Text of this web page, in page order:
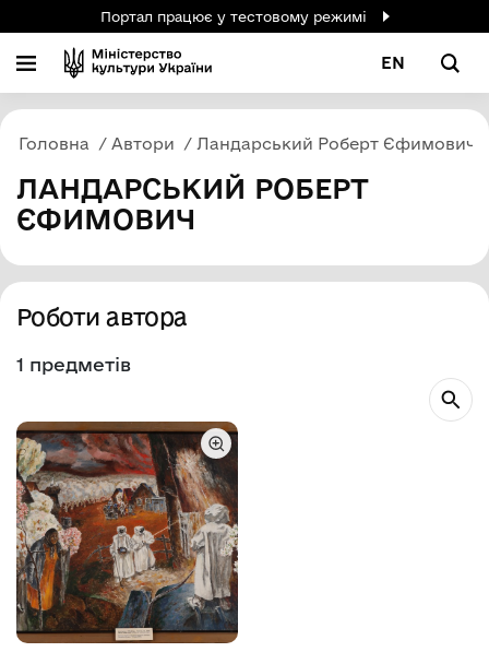
Портал працює у тестовому режимі
EN
Головна Автори Ландарський Роберт Єфимович
ЛАНДАРСЬКИЙ РОБЕРТ
ЄФИМОВИЧ
Роботи автора
1 предметів